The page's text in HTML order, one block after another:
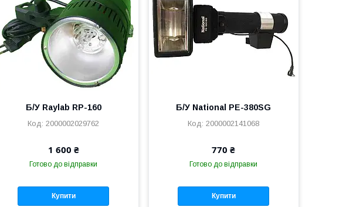
Б/У Raylab RP-160
2000002029762
1 600 ₴
Готово до відправки
Купити
Б/У National PE-380SG
2000002141068
770 ₴
Готово до відправки
Купити